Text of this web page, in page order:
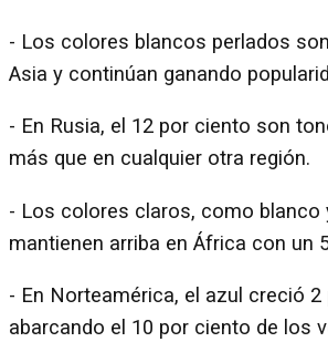
- Los colores blancos perlados
Asia y continúan ganando
- En Rusia, el 12 por ciento son
más que en cualquier otra región.
- Los colores claros, como blanco
mantienen arriba en África con un
- En Norteamérica, el azul creció 2
abarcando el 10 por ciento de los